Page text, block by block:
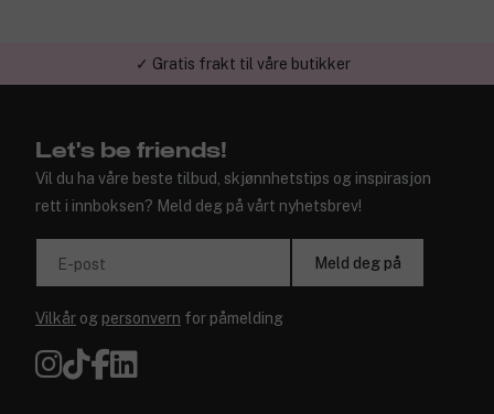
✓ Gratis frakt til våre butikker
Let's be friends!
Vil du ha våre beste tilbud, skjønnhetstips og inspirasjon
rett i innboksen? Meld deg på vårt nyhetsbrev!
E-post Meld deg på
Vilkår og personvern for påmelding